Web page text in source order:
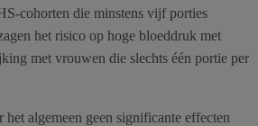
cohorten die minstens vijf porties
het risico op hoge bloeddruk met
met vrouwen die slechts één portie per
algemeen geen significante effecten